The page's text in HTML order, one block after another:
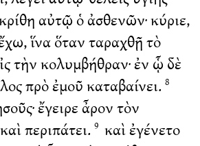
αὐτῷ ὁ ἀσθενῶν· κύριε,
ἵνα ὅταν ταραχθῇ τὸ
τὴν κολυμβήθραν· ἐν ᾧ δὲ
πρὸ ἐμοῦ καταβαίνει. 8
ἔγειρε ἆρον τὸν
περιπάτει. 9 καὶ ἐγένετο